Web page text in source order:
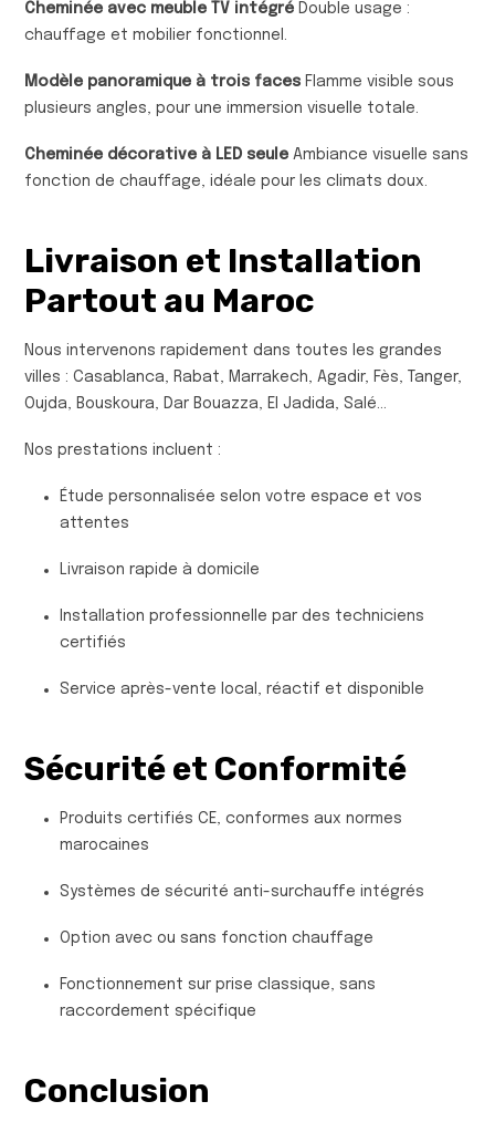
Cheminée avec meuble TV intégré Double usage :
chauffage et mobilier fonctionnel.
Modèle panoramique à trois faces Flamme visible sous
plusieurs angles, pour une immersion visuelle totale.
Cheminée décorative à LED seule Ambiance visuelle sans
fonction de chauffage, idéale pour les climats doux.
Livraison et Installation
Partout au Maroc
Nous intervenons rapidement dans toutes les grandes
villes : Casablanca, Rabat, Marrakech, Agadir, Fès, Tanger,
Oujda, Bouskoura, Dar Bouazza, El Jadida, Salé…
Nos prestations incluent :
Étude personnalisée selon votre espace et vos
attentes
Livraison rapide à domicile
Installation professionnelle par des techniciens
certifiés
Service après-vente local, réactif et disponible
Sécurité et Conformité
Produits certifiés CE, conformes aux normes
marocaines
Systèmes de sécurité anti-surchauffe intégrés
Option avec ou sans fonction chauffage
Fonctionnement sur prise classique, sans
raccordement spécifique
Conclusion